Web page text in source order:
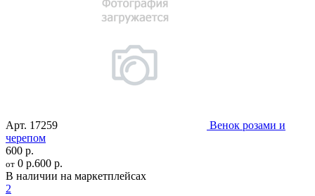
Арт. 17259
Венок розами и
черепом
600 р.
от 0 р.600 р.
В наличии на маркетплейсах
2